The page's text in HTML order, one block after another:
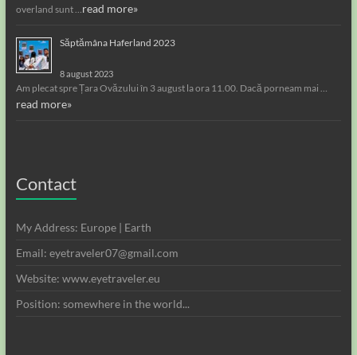
overland sunt … read more»
Săptămâna Haferland 2023
8 august 2023
Am plecat spre Țara Ovăzului în 3 august la ora 11.00. Dacă porneam mai …
read more»
Contact
My Address: Europe | Earth
Email: eyetraveler07@gmail.com
Website: www.eyetraveler.eu
Position: somewhere in the world...